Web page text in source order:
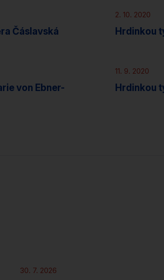
Čáslavská
2. 10. 2020
Hrdinkou
von Ebner-
11. 9. 2020
Hrdinkou
30. 7. 2026